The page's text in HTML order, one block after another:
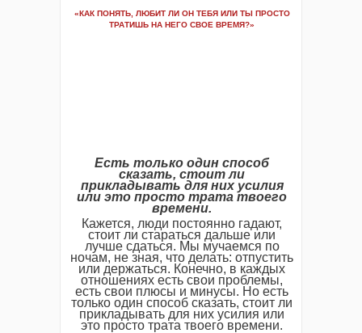
«КАК ПОНЯТЬ, ЛЮБИТ ЛИ ОН ТЕБЯ ИЛИ ТЫ ПРОСТО
ТРАТИШЬ НА НЕГО СВОЕ ВРЕМЯ?»
Есть только один способ
сказать, стоит ли
прикладывать для них усилия
или это просто трата твоего
времени.
Кажется, люди постоянно гадают,
стоит ли стараться дальше или
лучше сдаться. Мы мучаемся по
ночам, не зная, что делать: отпустить
или держаться. Конечно, в каждых
отношениях есть свои проблемы,
есть свои плюсы и минусы. Но есть
только один способ сказать, стоит ли
прикладывать для них усилия или
это просто трата твоего времени.